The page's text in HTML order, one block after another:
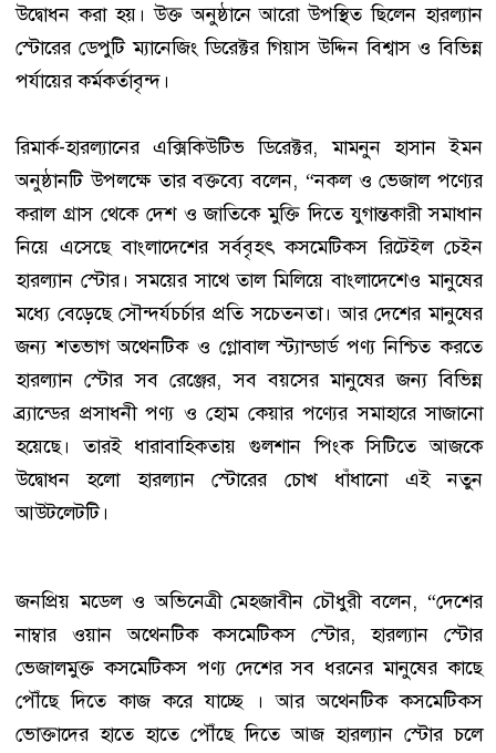
উদ্বোধন করা হয়। উক্ত অনুষ্ঠানে আরো উপস্থিত ছিলেন হারল্যান
স্টোরের ডেপুটি ম্যানেজিং ডিরেক্টর গিয়াস উদ্দিন বিশ্বাস ও বিভিন্ন
পর্যায়ের কর্মকর্তাবৃন্দ।
রিমার্ক-হারল্যানের এক্সিকিউটিভ ডিরেক্টর, মামনুন হাসান ইমন
অনুষ্ঠানটি উপলক্ষে তার বক্তব্যে বলেন, “নকল ও ভেজাল পণ্যের
করাল গ্রাস থেকে দেশ ও জাতিকে মুক্তি দিতে যুগান্তকারী সমাধান
নিয়ে এসেছে বাংলাদেশের সর্ববৃহৎ কসমেটিকস রিটেইল চেইন
হারল্যান স্টোর। সময়ের সাথে তাল মিলিয়ে বাংলাদেশেও মানুষের
মধ্যে বেড়েছে সৌন্দর্যচর্চার প্রতি সচেতনতা। আর দেশের মানুষের
জন্য শতভাগ অথেনটিক ও গ্লোবাল স্ট্যান্ডার্ড পণ্য নিশ্চিত করতে
হারল্যান স্টোর সব রেঞ্জের, সব বয়সের মানুষের জন্য বিভিন্ন
ব্র্যান্ডের প্রসাধনী পণ্য ও হোম কেয়ার পণ্যের সমাহারে সাজানো
হয়েছে। তারই ধারাবাহিকতায় গুলশান পিংক সিটিতে আজকে
উদ্বোধন হলো হারল্যান স্টোরের চোখ ধাঁধানো এই নতুন
আউটলেটটি।
জনপ্রিয় মডেল ও অভিনেত্রী মেহজাবীন চৌধুরী বলেন, “দেশের
নাম্বার ওয়ান অথেনটিক কসমেটিকস স্টোর, হারল্যান স্টোর
ভেজালমুক্ত কসমেটিকস পণ্য দেশের সব ধরনের মানুষের কাছে
পৌঁছে দিতে কাজ করে যাচ্ছে । আর অথেনটিক কসমেটিকস
ভোক্তাদের হাতে হাতে পৌঁছে দিতে আজ হারল্যান স্টোর চলে